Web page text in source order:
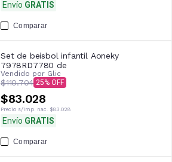
Envío GRATIS
Comparar
Set de beisbol infantil Aoneky
7978RD7780 de
Vendido por Glic
$110.704 25
$83.028
Precio s/imp. nac. $83.028
Envío GRATIS
Comparar